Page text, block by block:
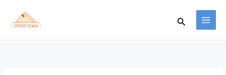
content
Search